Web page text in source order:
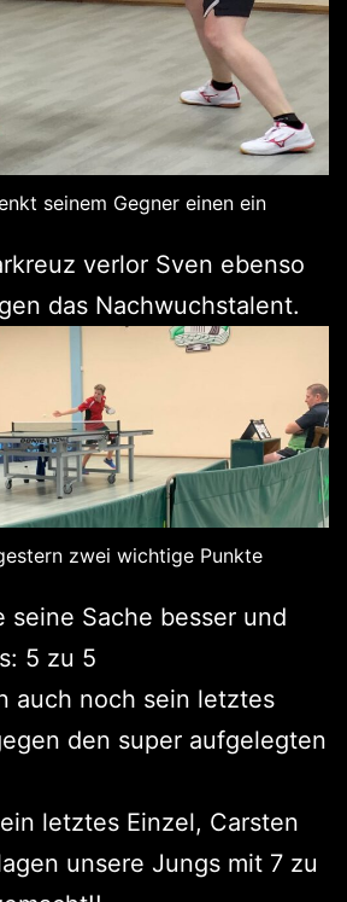
seinem Gegner einen ein
verlor Sven ebenso
das Nachwuchstalent.
zwei wichtige Punkte
seine Sache besser und
5 zu 5
auch noch sein letztes
den super aufgelegten
letztes Einzel, Carsten
unsere Jungs mit 7 zu